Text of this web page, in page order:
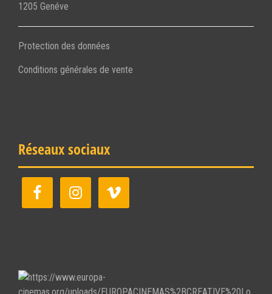
1205 Genéve
Protection des données
Conditions générales de vente
Réseaux sociaux